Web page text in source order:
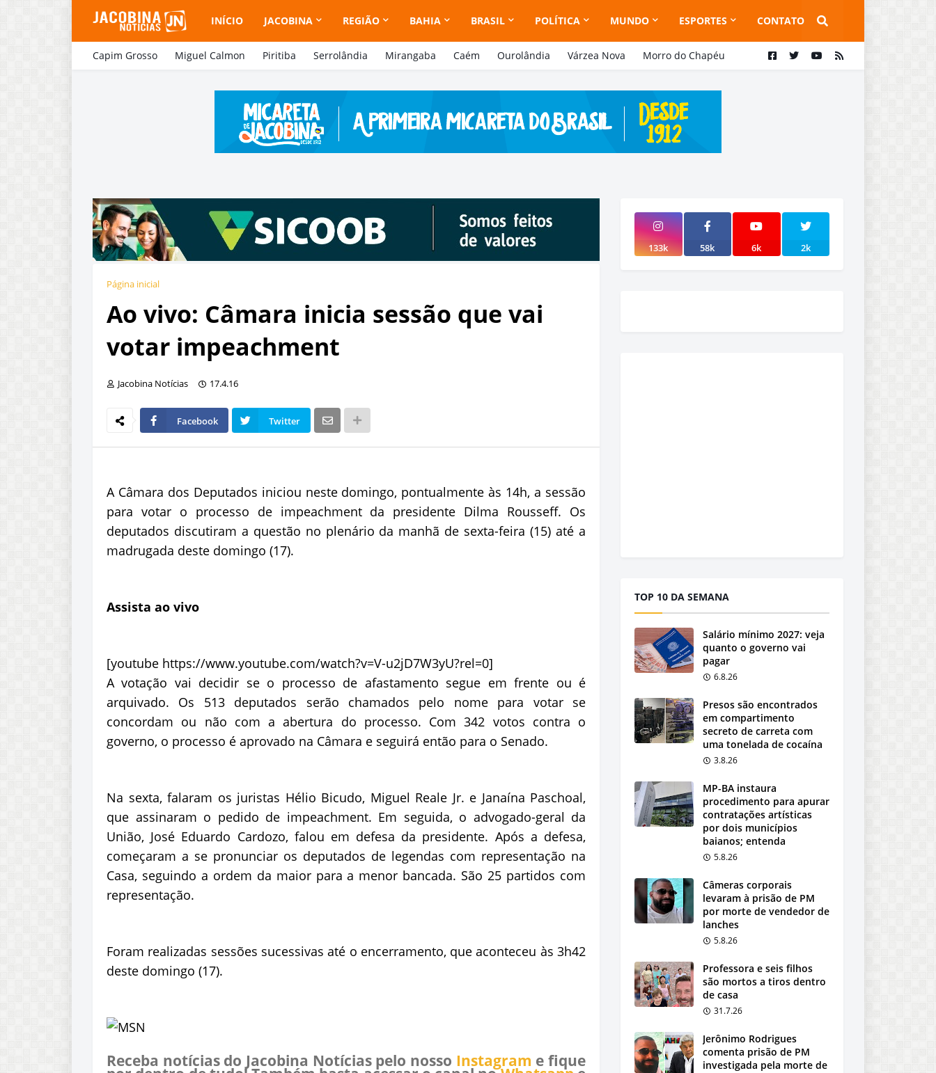
INÍCIO JACOBINA REGIÃO BAHIA BRASIL POLÍTICA MUNDO ESPORTES CONTATO
Capim Grosso Miguel Calmon Piritiba Serrolândia Mirangaba Caém Ourolândia Várzea Nova Morro do Chapéu
Página inicial
Ao vivo: Câmara inicia sessão que vai
votar impeachment
Jacobina Notícias 17.4.16
Facebook Twitter
A Câmara dos Deputados iniciou neste domingo, pontualmente às 14h, a sessão
para votar o processo de impeachment da presidente Dilma Rousseff. Os
deputados discutiram a questão no plenário da manhã de sexta-feira (15) até a
madrugada deste domingo (17).
Assista ao vivo
[youtube https://www.youtube.com/watch?v=V-u2jD7W3yU?rel=0]
A votação vai decidir se o processo de afastamento segue em frente ou é
arquivado. Os 513 deputados serão chamados pelo nome para votar se
concordam ou não com a abertura do processo. Com 342 votos contra o
governo, o processo é aprovado na Câmara e seguirá então para o Senado.
Na sexta, falaram os juristas Hélio Bicudo, Miguel Reale Jr. e Janaína Paschoal,
que assinaram o pedido de impeachment. Em seguida, o advogado-geral da
União, José Eduardo Cardozo, falou em defesa da presidente. Após a defesa,
começaram a se pronunciar os deputados de legendas com representação na
Casa, seguindo a ordem da maior para a menor bancada. São 25 partidos com
representação.
Foram realizadas sessões sucessivas até o encerramento, que aconteceu às 3h42
deste domingo (17).
Receba notícias do Jacobina Notícias pelo nosso Instagram e fique
133k 58k 6k 2k
TOP 10 DA SEMANA
Salário mínimo 2027: veja
quanto o governo vai
pagar
6.8.26
Presos são encontrados
em compartimento
secreto de carreta com
uma tonelada de cocaína
3.8.26
MP-BA instaura
procedimento para apurar
contratações artísticas
por dois municípios
baianos; entenda
5.8.26
Câmeras corporais
levaram à prisão de PM
por morte de vendedor de
lanches
5.8.26
Professora e seis filhos
são mortos a tiros dentro
de casa
31.7.26
Jerônimo Rodrigues
comenta prisão de PM
investigada pela morte de